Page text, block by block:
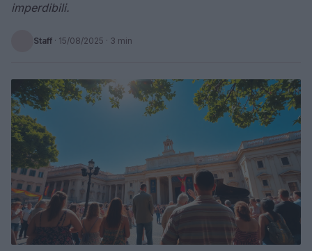
imperdibili.
Staff · 15/08/2025 · 3 min